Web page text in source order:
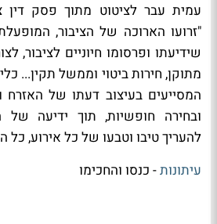
עמית עבר לציטוט מתוך פסק דין
"זרועו הארוכה של הציבור,
שידיעתו ופרסומו חיוניים לציבור,
מתוקן, חירות ביטוי וממשל תקין...
המסייעים בעיצוב דעתו של
ובחירה חופשיות, תוך ידיעה של
להעריך טיבו וטבעו של כל אירוע, כל
עיתונות- כנסו והחכימו